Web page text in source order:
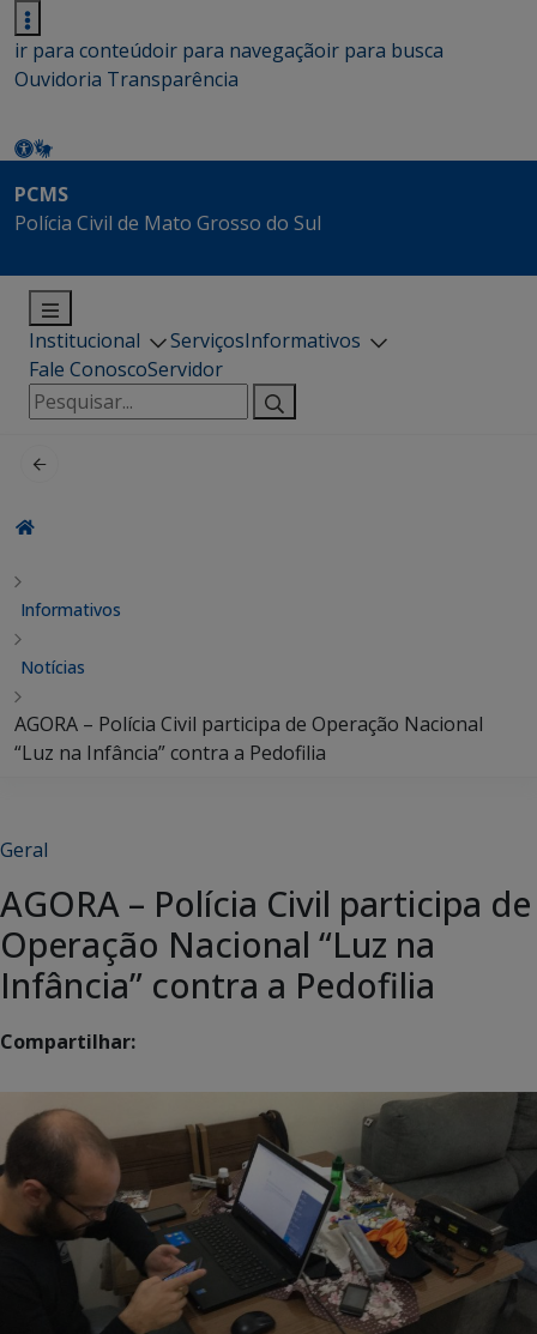
ir para conteúdoir para navegaçãoir para busca
Ouvidoria Transparência
PCMS
Polícia Civil de Mato Grosso do Sul
Institucional ServiçosInformativos
Fale ConoscoServidor
Pesquisar
por:
Informativos
Notícias
AGORA – Polícia Civil participa de Operação Nacional
“Luz na Infância” contra a Pedofilia
Geral
AGORA – Polícia Civil participa de
Operação Nacional “Luz na
Infância” contra a Pedofilia
Compartilhar: